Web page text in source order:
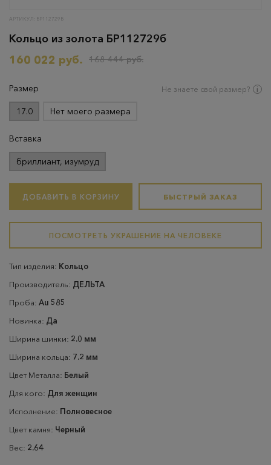
АРТИКУЛ: БР112729Б
Кольцо из золота БР112729б
160 022 руб.
168 444 руб.
Размер Не знаете свой размер?
17.0 Нет моего размера
Вставка
бриллиант, изумруд
ДОБАВИТЬ В КОРЗИНУ БЫСТРЫЙ ЗАКАЗ
ПОСМОТРЕТЬ УКРАШЕНИЕ НА ЧЕЛОВЕКЕ
Тип изделия: Кольцо
Производитель: ДЕЛЬТА
Проба: Au 585
Новинка: Да
Ширина шинки: 2.0 мм
Ширина кольца: 7.2 мм
Цвет Металла: Белый
Для кого: Для женщин
Исполнение: Полновесное
Цвет камня: Черный
Вес: 2.64